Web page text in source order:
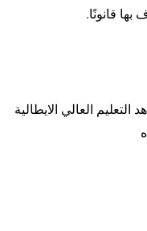
بها قانونًا.
العالي الايطالية